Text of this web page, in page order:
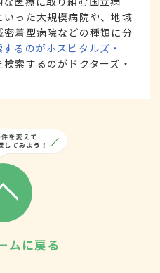
った大規模病院や、地域
着型病院などの種類に分
するのがホスピタルズ・
索するのがドクターズ・
ムに戻る